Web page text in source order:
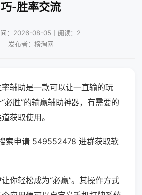
巧-胜率交流
间：2026-08-05｜阅读：2
发布者：榜淘网
辅助是一款可以让一直输的玩
必胜”的输赢辅助神器，有需要的
获取使用。
索申请 549552478 进群获取软
你轻松成为“必赢”。其操作方式